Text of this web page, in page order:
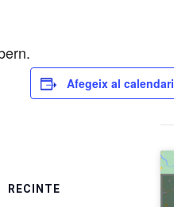
Afegeix al calendari
RECINTE